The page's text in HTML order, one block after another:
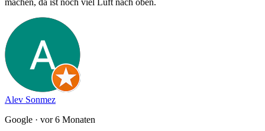
machen, da ist noch viel Luft nach oben.
Alev Sonmez
Google · vor 6 Monaten